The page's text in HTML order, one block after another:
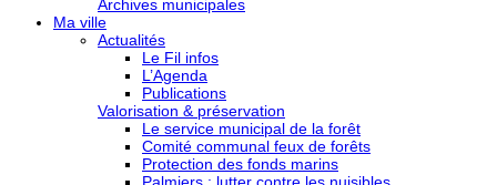
Archives municipales
Ma ville
Actualités
Le Fil infos
L’Agenda
Publications
Valorisation & préservation
Le service municipal de la forêt
Comité communal feux de forêts
Protection des fonds marins